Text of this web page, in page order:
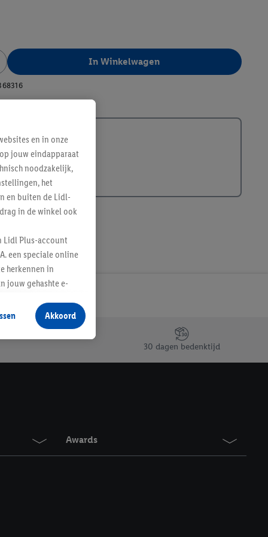
In Winkelwagen
30 dagen bedenktijd
Awards
en in onze
jouw eindapparaat
noodzakelijk,
het
en buiten de Lidl-
in de winkel ook
Lidl Plus-account
een speciale online
herkennen in
jouw gehashte e-
producten waarin je
te plaatsen
verschillende
kunnen worden
vergelijkbare
in te
Akkoord